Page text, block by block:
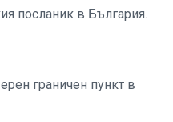
посланик в България.
граничен пункт в